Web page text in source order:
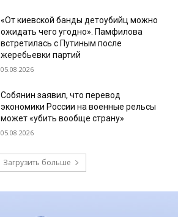
«От киевской банды детоубийц можно
ожидать чего угодно». Памфилова
встретилась с Путиным после
жеребьевки партий
05.08.2026
Собянин заявил, что перевод
экономики России на военные рельсы
может «убить вообще страну»
05.08.2026
Загрузить больше